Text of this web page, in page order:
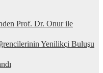
Prof. Dr. Onur ile
Yenilikçi Buluşu